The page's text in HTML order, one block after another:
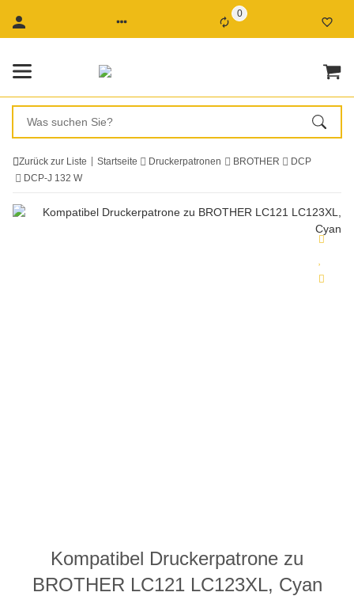
0
Zurück zur Liste Startseite Druckerpatronen BROTHER
DCP
DCP-J 132 W
Kompatibel Druckerpatrone zu
BROTHER LC121 LC123XL, Cyan